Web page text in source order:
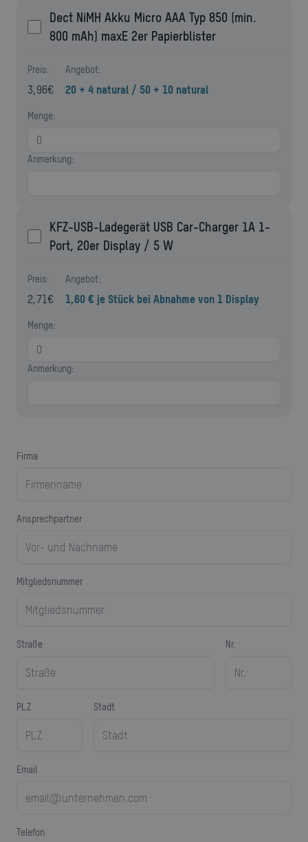
Dect NiMH Akku Micro AAA Typ 850 (min.
800 mAh) maxE 2er Papierblister
Preis:
3,96€
Angebot:
20 + 4 natural / 50 + 10 natural
Menge:
Anmerkung:
KFZ-USB-Ladegerät USB Car-Charger 1A 1-
Port, 20er Display / 5 W
Preis:
2,71€
Angebot:
1,60 € je Stück bei Abnahme von 1 Display
Menge:
Anmerkung:
Firma
Ansprechpartner
Mitgliedsnummer
Straße Nr.
PLZ Stadt
Email
Telefon